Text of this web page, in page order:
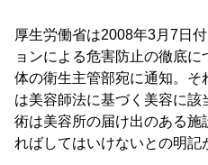
厚生労働省は2008年3月7日
ョンによる危害防止の徹底
体の衛生主管部宛に通知。
は美容師法に基づく美容に
術は美容所の届け出のある
ればしてはいけないとの明記